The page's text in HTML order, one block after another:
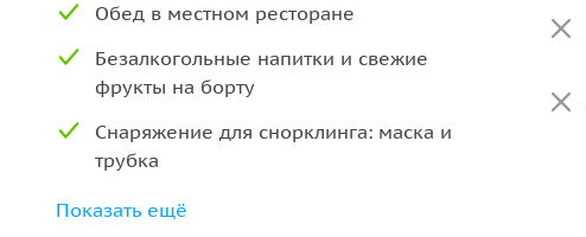
Обед в местном ресторане
Безалкогольные напитки и свежие
фрукты на борту
Снаряжение для снорклинга: маска и
трубка
Страховка от несчастных случаев
Показать ещё